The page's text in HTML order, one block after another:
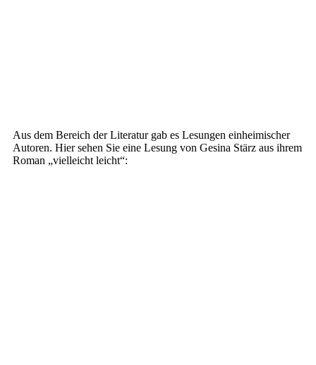
Aus dem Bereich der Literatur gab es Lesungen einheimischer
Autoren. Hier sehen Sie eine Lesung von Gesina Stärz aus ihrem
Roman „vielleicht leicht“: